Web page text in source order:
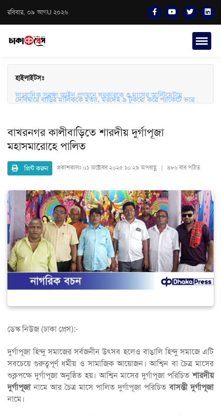
রবিবার, ০৯ আগU ২০২৬
হাইলাইটসঃ
সাংবাদিক সুরক্ষা আইন প্রণয়নে সরকারকে ৩ মাসের আল্টিমেটাম
বাখরনগর কালীবাড়িতে শারদীয় দুর্গাপূজা
মহাসমারোহে পালিত
প্রিন্ট করুন প্রকাশকালঃ ০১ অক্টোবর ২০২৫ ১০:২৯ অপরাহ্ণ | ৪৮৬ বার পঠিত
ডেস্ক নিউজ (ঢাকা প্রেস):-
দুর্গাপূজা হিন্দু সমাজের সর্বজনীন উৎসব হলেও বাঙালি হিন্দু সমাজে এটি
সবচেয়ে গুরুত্বপূর্ণ ধর্মীয় ও সামাজিক আয়োজন। আশ্বিন বা চৈত্র মাসের
শুক্লপক্ষে দুর্গাপূজা অনুষ্ঠিত হয়। আশ্বিন মাসের দুর্গাপূজা পরিচিতশারদীয়
দুর্গাপূজানামে আর চৈত্র মাসে পালিত দুর্গাপূজা পরিচিতবাসন্তী দুর্গাপূজা
নামে।